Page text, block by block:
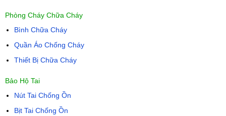
Phòng Cháy Chữa Cháy
Bình Chữa Cháy
Quần Áo Chống Cháy
Thiết Bị Chữa Cháy
Bảo Hộ Tai
Nút Tai Chống Ồn
Bịt Tai Chống Ồn